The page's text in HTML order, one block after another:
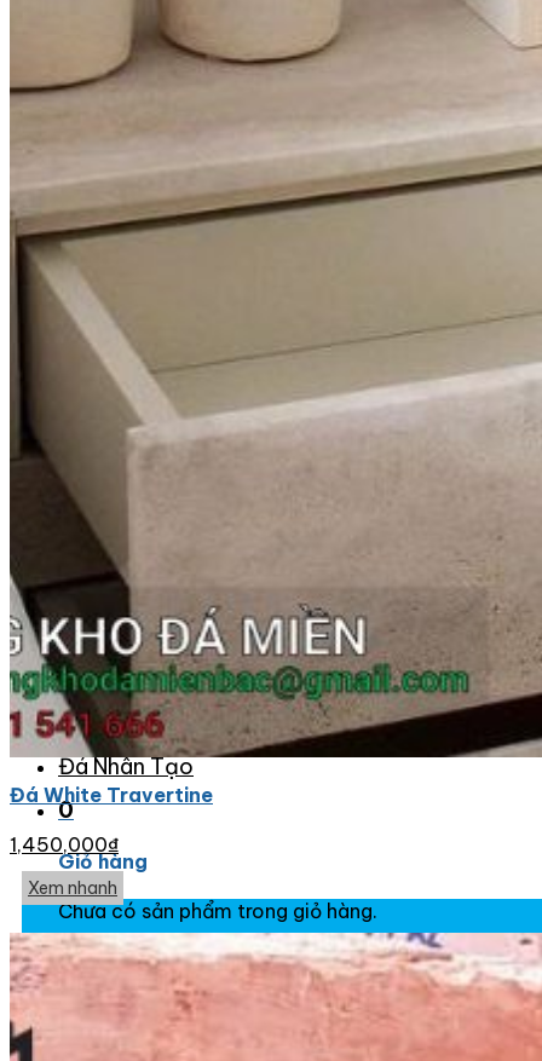
Đá tự nhiên
Đá Thạch Anh
Đá Cầu Thang
Đá Cầu Thang
Đá Bàn Bếp
Đá Bàn Bếp
Đá Lát Nền
Đá Bàn Bếp Cao Cấp
Đá Ốp
Đá Ốp Bếp
Đá Ốp Mặt Tiền
Đá Ốp Bàn Bếp Nhân Tạo
Đá Ốp Bếp Tự Nhiên
Tranh đá
Tranh Đá Granite Đối Xứng
Tranh Đá Marble Đối Xứng
Tranh Đá Sơn Thủy Xuyên Sáng
Tranh Đá Thạch Anh Đối Xứng
Tranh Đá Xuyên Sáng Onyx
Vách Tivi ỐP Đá Cao Cấp
Đá Nhân Tạo
0
Giỏ hàng
Chưa có sản phẩm trong giỏ hàng.
Đá White Travertine
1,450,000₫
Xem nhanh